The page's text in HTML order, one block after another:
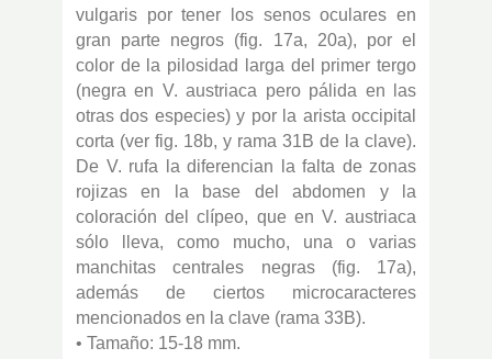
vulgaris por tener los senos oculares en
gran parte negros (fig. 17a, 20a), por el
color de la pilosidad larga del primer tergo
(negra en V. austriaca pero pálida en las
otras dos especies) y por la arista occipital
corta (ver fig. 18b, y rama 31B de la clave).
De V. rufa la diferencian la falta de zonas
rojizas en la base del abdomen y la
coloración del clípeo, que en V. austriaca
sólo lleva, como mucho, una o varias
manchitas centrales negras (fig. 17a),
además de ciertos microcaracteres
mencionados en la clave (rama 33B).
• Tamaño: 15-18 mm.